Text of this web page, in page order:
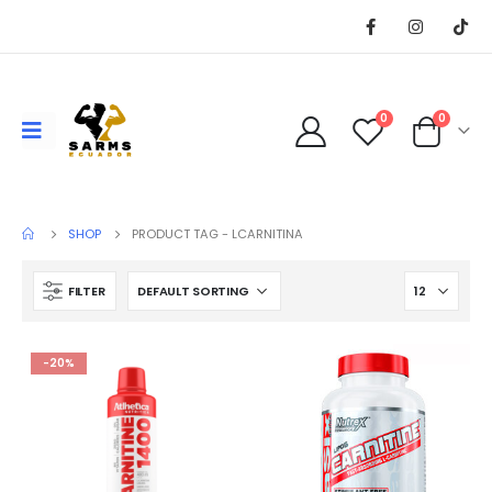
0 0
SHOP PRODUCT TAG - LCARNITINA
FILTER
-20%